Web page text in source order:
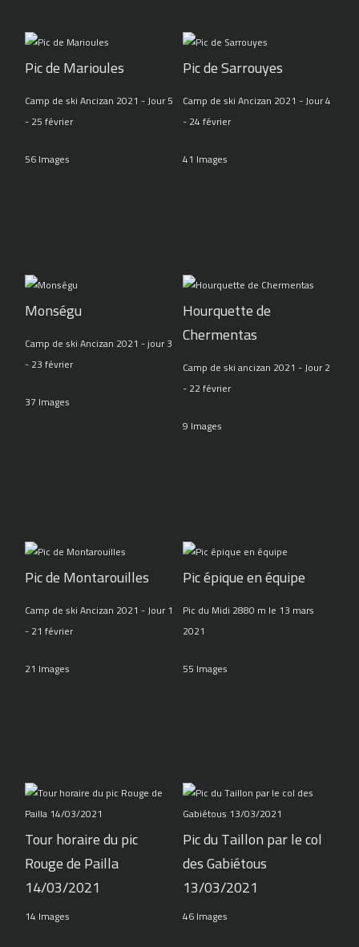
Pic de Marioules
Camp de ski Ancizan 2021 - Jour 5
- 25 février
56 Images
Pic de Sarrouyes
Camp de ski Ancizan 2021 - Jour 4
- 24 février
41 Images
Monségu
Camp de ski Ancizan 2021 - jour 3
- 23 février
37 Images
Hourquette de
Chermentas
Camp de ski ancizan 2021 - Jour 2
- 22 février
9 Images
Pic de Montarouilles
Camp de ski Ancizan 2021 - Jour 1
- 21 février
21 Images
Pic épique en équipe
Pic du Midi 2880 m le 13 mars
2021
55 Images
Tour horaire du pic
Rouge de Pailla
14/03/2021
14 Images
Pic du Taillon par le col
des Gabiétous
13/03/2021
46 Images